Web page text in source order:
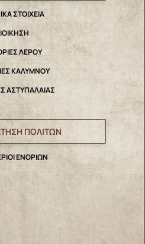
ΣΤΟΙΧΕΙΑ
ΛΕΡΟΥ
ΚΑΛΥΜΝΟΥ
ΑΣΤΥΠΑΛΑΙΑΣ
ΠΟΛΙΤΩΝ
ΕΝΟΡΙΩΝ